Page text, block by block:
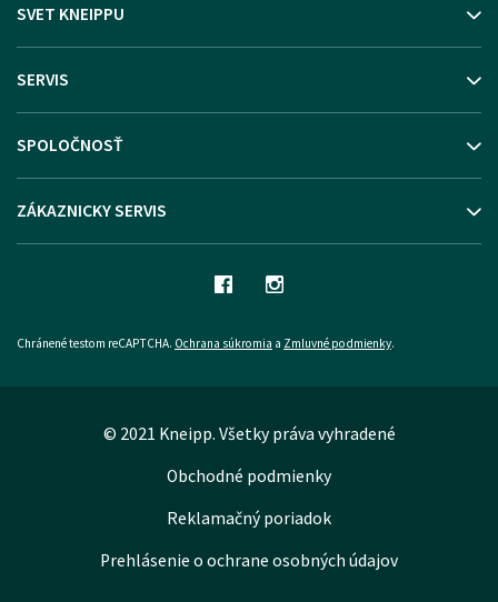
SVET KNEIPPU
SERVIS
SPOLOČNOSŤ
ZÁKAZNICKY SERVIS
Chránené testom reCAPTCHA. Ochrana súkromia a Zmluvné podmienky.
© 2021 Kneipp. Všetky práva vyhradené
Obchodné podmienky
Reklamačný poriadok
Prehlásenie o ochrane osobných údajov